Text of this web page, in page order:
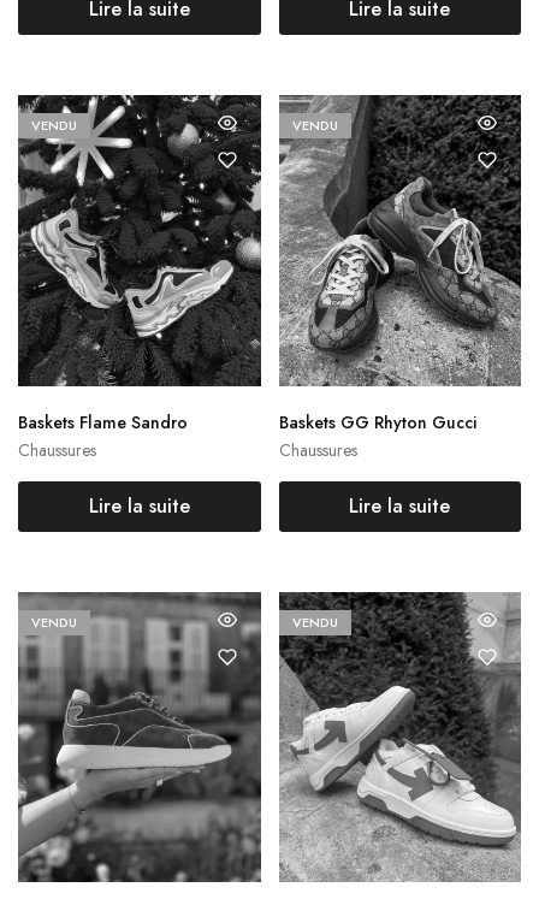
Lire la suite Lire la suite
VENDU
Chaussures
Baskets Flame Sandro
Lire la suite
VENDU
Chaussures
Baskets GG Rhyton Gucci
Lire la suite
VENDU VENDU